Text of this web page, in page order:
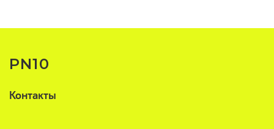
PN10
Контакты